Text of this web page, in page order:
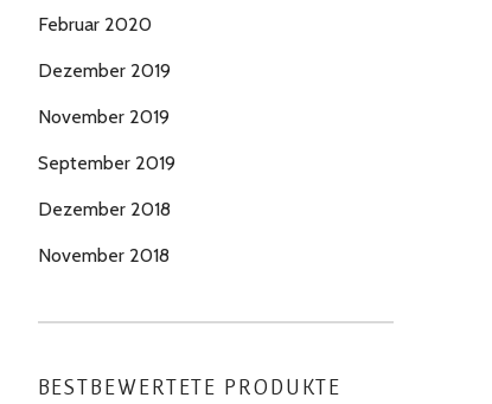
Februar 2020
Dezember 2019
November 2019
September 2019
Dezember 2018
November 2018
BESTBEWERTETE PRODUKTE